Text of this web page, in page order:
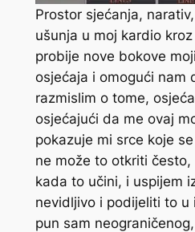
Prostor sjećanja,
ušunja u moj kardio
probije nove bokove
osjećaja i omogući nam
razmislim o tome,
osjećajući da me ovaj
pokazuje mi srce koje
ne može to otkriti često,
kada to učini, i uspijem
nevidljivo i podijeliti to u
pun sam